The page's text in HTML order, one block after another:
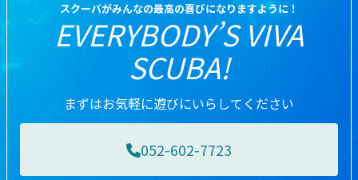
スクーバがみんなの最高の喜びになりますように！
EVERYBODY’S VIVA
SCUBA!
まずはお気軽に遊びにいらしてください
052-602-7723